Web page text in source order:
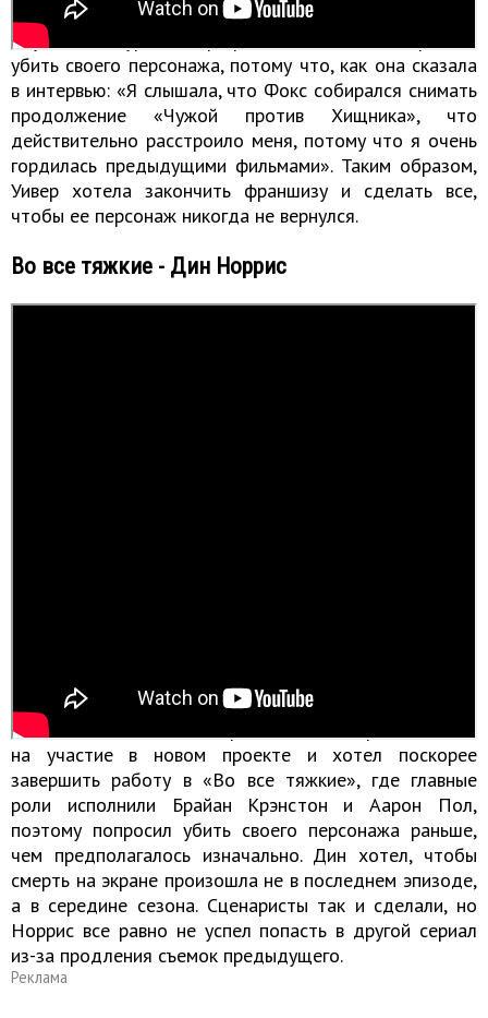
Спустя несколько лет после выхода третьей части
«Чужого» Сигурни Уивер призналась, что сама просила
убить своего персонажа, потому что, как она сказала
в интервью: «Я слышала, что Фокс собирался снимать
продолжение «Чужой против Хищника», что
действительно расстроило меня, потому что я очень
гордилась предыдущими фильмами». Таким образом,
Уивер хотела закончить франшизу и сделать все,
чтобы ее персонаж никогда не вернулся.
Во все тяжкие - Дин Норрис
уже работают над финалом и прорабатывают
возможные концовки. Параллельно актер согласился
на участие в новом проекте и хотел поскорее
завершить работу в «Во все тяжкие», где главные
роли исполнили Брайан Крэнстон и Аарон Пол,
поэтому попросил убить своего персонажа раньше,
чем предполагалось изначально. Дин хотел, чтобы
смерть на экране произошла не в последнем эпизоде,
а в середине сезона. Сценаристы так и сделали, но
Норрис все равно не успел попасть в другой сериал
из-за продления съемок предыдущего.
Реклама